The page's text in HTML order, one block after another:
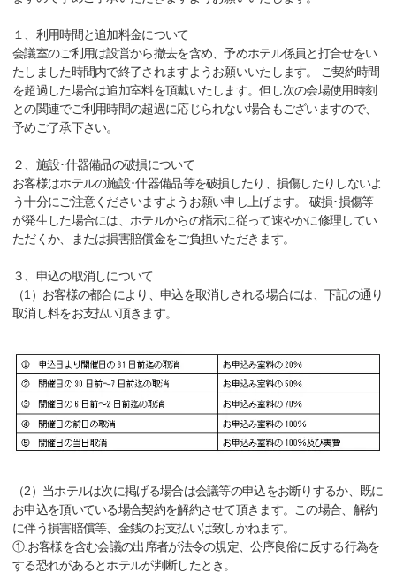
１、利用時間と追加料金について
会議室のご利用は設営から撤去を含め、予めホテル係員と打合せをい
たしました時間内で終了されますようお願いいたします。 ご契約時間
を超過した場合は追加室料を頂戴いたします。但し次の会場使用時刻
との関連でご利用時間の超過に応じられない場合もございますので、
予めご了承下さい。
２、施設･什器備品の破損について
お客様はホテルの施設･什器備品等を破損したり、損傷したりしないよ
う十分にご注意くださいますようお願い申し上げます。 破損･損傷等
が発生した場合には、ホテルからの指示に従って速やかに修理してい
ただくか、または損害賠償金をご負担いただきます。
３、申込の取消しについて
（1）お客様の都合により、申込を取消しされる場合には、下記の通り
取消し料をお支払い頂きます。
（2）当ホテルは次に掲げる場合は会議等の申込をお断りするか、既に
お申込を頂いている場合契約を解約させて頂きます。この場合、解約
に伴う損害賠償等、金銭のお支払いは致しかねます。
①.お客様を含む会議の出席者が法令の規定、公序良俗に反する行為を
する恐れがあるとホテルが判断したとき。